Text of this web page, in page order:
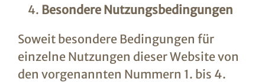
Besondere Nutzungsbedingungen
Soweit besondere Bedingungen für
einzelne Nutzungen dieser Website von
den vorgenannten Nummern 1. bis 4.